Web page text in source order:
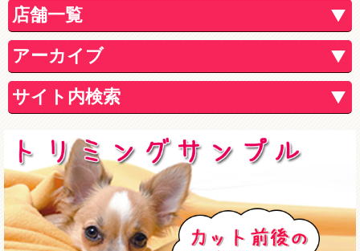
店舗一覧
アーカイブ
サイト内検索